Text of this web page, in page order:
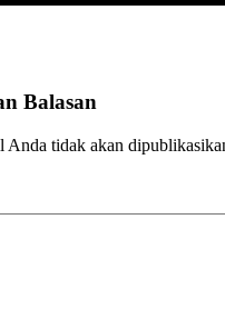
Balasan
Anda tidak akan